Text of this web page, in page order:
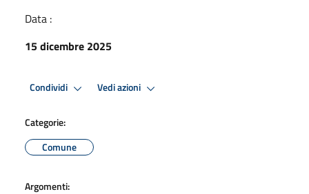
Data :
15 dicembre 2025
Condividi Vedi azioni
Categorie:
Comune
Argomenti: